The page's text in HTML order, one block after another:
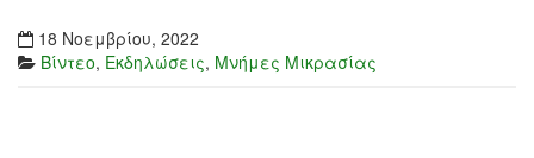
18 Νοεμβρίου, 2022
Βίντεο, Εκδηλώσεις, Μνήμες Μικρασίας